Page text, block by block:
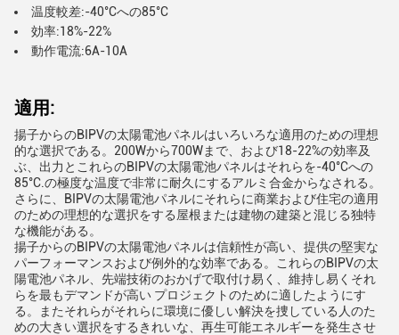
温度較差:-40°Cへの85°C
効率:18%-22%
動作電流:6A-10A
適用:
揚子からのBIPVの太陽電池パネルはいろいろな適用のための理想
的な選択である。200Wから700Wまで、および18-22%の効率及
ぶ、出力とこれらのBIPVの太陽電池パネルはそれらを-40°Cへの
85°C.の極度な温度で非常に耐久にするアルミ合金からなされる。
さらに、BIPVの太陽電池パネルにそれらに商業および住宅の適用
のための理想的な選択をする屋根または建物の建築と混じる独特
な機能がある。
揚子からのBIPVの太陽電池パネルは信頼性が高い、提供の堅実な
パーフォーマンスおよび例外的な効率である。これらのBIPVの太
陽電池パネル、先端技術のおかげで取付け易く、維持し易くそれ
らを最もデマンドが高い プロジェクトのために適したようにす
る。またそれらがそれらに環境に優しい解決を捜している人のた
めの大きい選択をするきれいな、再生可能エネルギーを発生させ